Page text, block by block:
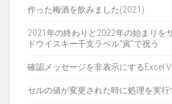
作った梅酒を飲みました(2021)
2021年の終わりと2022年の始まりを
ドウイスキー干支ラベル”寅”で祝う
確認メッセージを非表示にするExcel
セルの値が変更された時に処理を実行